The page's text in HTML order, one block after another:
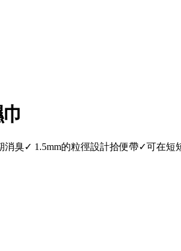
臭✓ 1.5mm的粒徑設計拾便帶✓可在短